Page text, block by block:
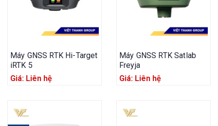
Máy GNSS RTK Hi-Target
iRTK 5
Giá: Liên hệ
Máy GNSS RTK Satlab
Freyja
Giá: Liên hệ